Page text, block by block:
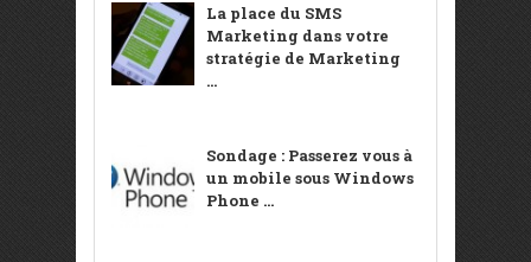
La place du SMS
Marketing dans votre
stratégie de Marketing
...
Sondage : Passerez vous à
un mobile sous Windows
Phone ...